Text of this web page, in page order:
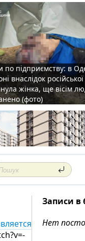
по підприємству: в
внаслідок
жінка, ще вісім
(фото)
Записи в
Нет